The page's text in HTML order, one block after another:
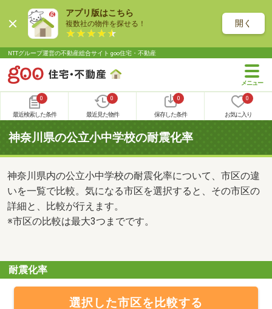
アプリ版はこちら
複数社の物件を探せる！ 開く
NTTグループ運営の不動産総合サイト goo住宅・不動産
0
最近検索した条件
0
最近見た物件
0
保存した条件
0
お気に入り
神奈川県の公立小中学校の耐震化率
神奈川県内の公立小中学校の耐震化率について、市区の違
いを一覧で比較。気になる市区を選択すると、その市区の
詳細と、比較が行えます。
※市区の比較は最大3つまでです。
耐震化率
選択した市区を比較する